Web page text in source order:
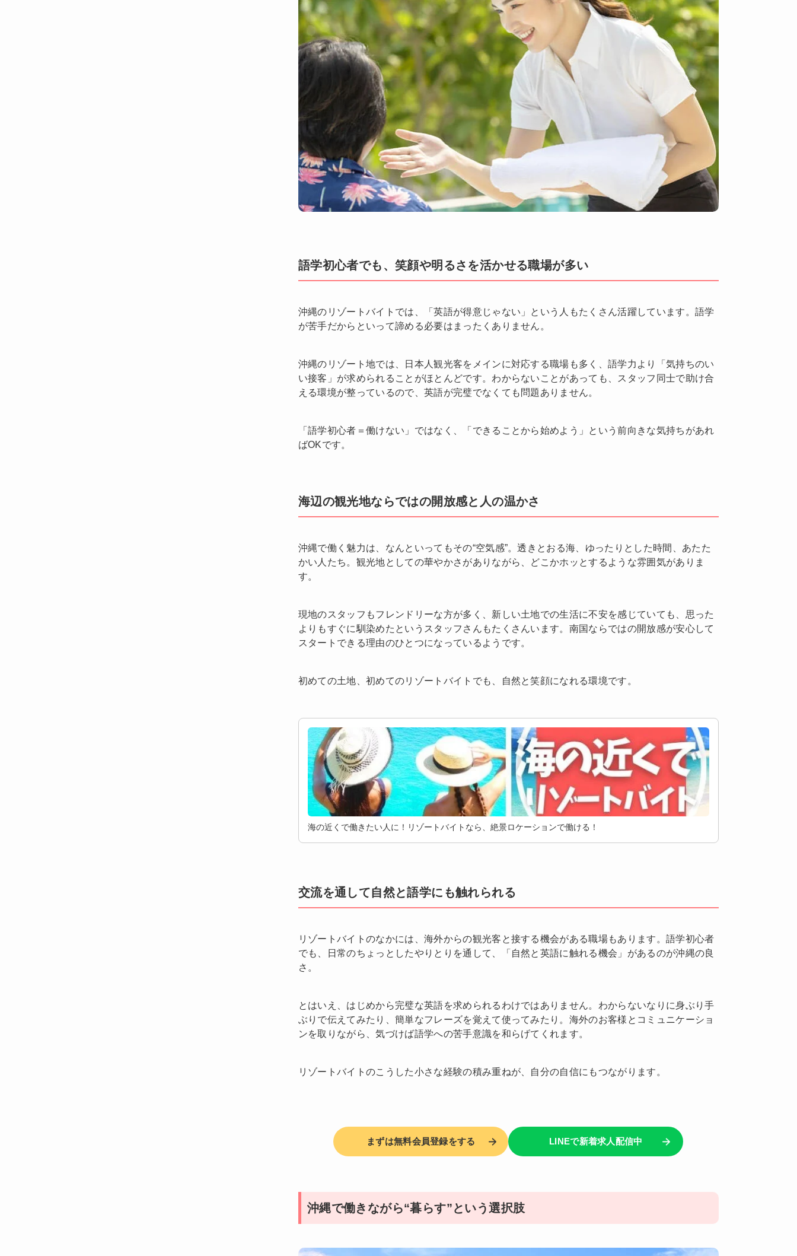
語学初心者でも、笑顔や明るさを活かせる職場が多い
沖縄のリゾートバイトでは、「英語が得意じゃない」という人もたくさん活躍しています。語学
が苦手だからといって諦める必要はまったくありません。
沖縄のリゾート地では、日本人観光客をメインに対応する職場も多く、語学力より「気持ちのい
い接客」が求められることがほとんどです。わからないことがあっても、スタッフ同士で助け合
える環境が整っているので、英語が完璧でなくても問題ありません。
「語学初心者＝働けない」ではなく、「できることから始めよう」という前向きな気持ちがあれ
ばOKです。
海辺の観光地ならではの開放感と人の温かさ
沖縄で働く魅力は、なんといってもその“空気感”。透きとおる海、ゆったりとした時間、あたた
かい人たち。観光地としての華やかさがありながら、どこかホッとするような雰囲気がありま
す。
現地のスタッフもフレンドリーな方が多く、新しい土地での生活に不安を感じていても、思った
よりもすぐに馴染めたというスタッフさんもたくさんいます。南国ならではの開放感が安心して
スタートできる理由のひとつになっているようです。
初めての土地、初めてのリゾートバイトでも、自然と笑顔になれる環境です。
海の近くで働きたい人に！リゾートバイトなら、絶景ロケーションで働ける！
交流を通して自然と語学にも触れられる
リゾートバイトのなかには、海外からの観光客と接する機会がある職場もあります。語学初心者
でも、日常のちょっとしたやりとりを通して、「自然と英語に触れる機会」があるのが沖縄の良
さ。
とはいえ、はじめから完璧な英語を求められるわけではありません。わからないなりに身ぶり手
ぶりで伝えてみたり、簡単なフレーズを覚えて使ってみたり。海外のお客様とコミュニケーショ
ンを取りながら、気づけば語学への苦手意識を和らげてくれます。
リゾートバイトのこうした小さな経験の積み重ねが、自分の自信にもつながります。
まずは無料会員登録をする LINEで新着求人配信中
沖縄で働きながら“暮らす”という選択肢